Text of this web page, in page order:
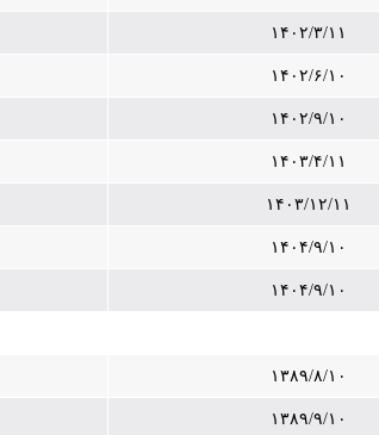
۱۴۰۲/۳/۱۱
۱۴۰۲/۶/۱۰
۱۴۰۲/۹/۱۰
۱۴۰۳/۴/۱۱
۱۴۰۳/۱۲/۱۱
۱۴۰۴/۹/۱۰
۱۴۰۴/۹/۱۰
۱۳۸۹/۸/۱۰
۱۳۸۹/۹/۱۰